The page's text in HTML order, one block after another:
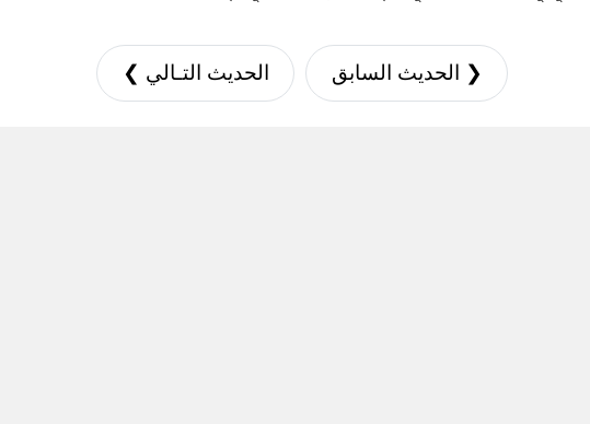
❮ الحديث السابق الحديث التـالي ❯